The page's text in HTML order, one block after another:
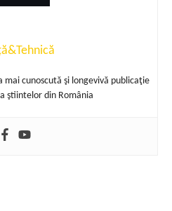
mai cunoscută şi longevivă publicaţie
ştiintelor din România